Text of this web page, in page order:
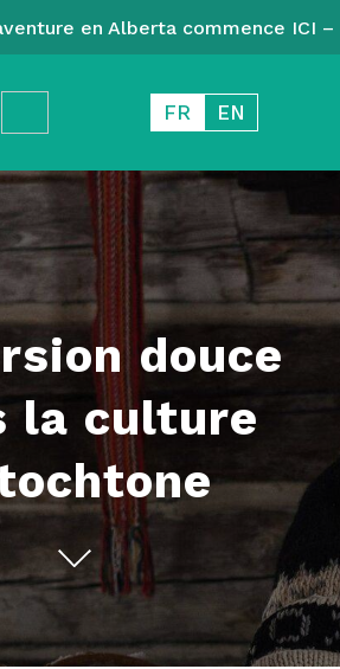
en Alberta commence ICI
FR EN
douce
la culture